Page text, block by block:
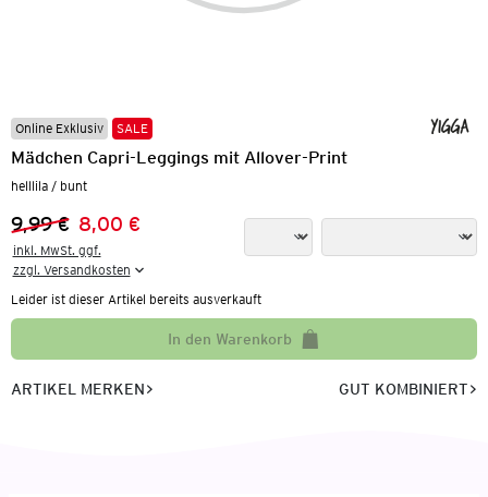
Online Exklusiv SALE
Mädchen Capri-Leggings mit Allover-Print
helllila / bunt
Vorheriger Preis:
9,99 €
Neuer Preis:
8,00 €
inkl. MwSt. ggf.
zzgl. Versandkosten
Leider ist dieser Artikel bereits ausverkauft
In den Warenkorb
ARTIKEL MERKEN GUT KOMBINIERT